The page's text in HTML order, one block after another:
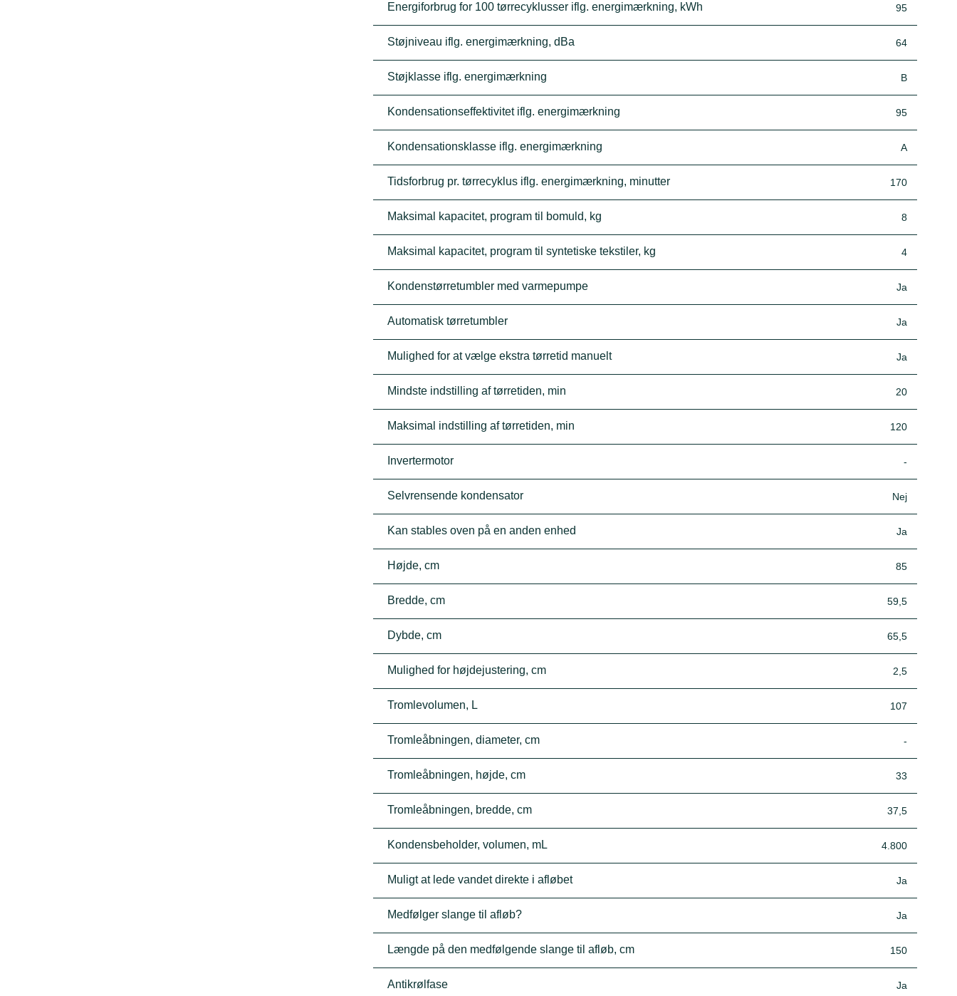
Energiforbrug for 100 tørrecyklusser iflg. energimærkning, kWh 95
Støjniveau iflg. energimærkning, dBa 64
Støjklasse iflg. energimærkning B
Kondensationseffektivitet iflg. energimærkning 95
Kondensationsklasse iflg. energimærkning A
Tidsforbrug pr. tørrecyklus iflg. energimærkning, minutter 170
Maksimal kapacitet, program til bomuld, kg 8
Maksimal kapacitet, program til syntetiske tekstiler, kg 4
Kondenstørretumbler med varmepumpe Ja
Automatisk tørretumbler Ja
Mulighed for at vælge ekstra tørretid manuelt Ja
Mindste indstilling af tørretiden, min 20
Maksimal indstilling af tørretiden, min 120
Invertermotor -
Selvrensende kondensator Nej
Kan stables oven på en anden enhed Ja
Højde, cm 85
Bredde, cm 59,5
Dybde, cm 65,5
Mulighed for højdejustering, cm 2,5
Tromlevolumen, L 107
Tromleåbningen, diameter, cm -
Tromleåbningen, højde, cm 33
Tromleåbningen, bredde, cm 37,5
Kondensbeholder, volumen, mL 4.800
Muligt at lede vandet direkte i afløbet Ja
Medfølger slange til afløb? Ja
Længde på den medfølgende slange til afløb, cm 150
Antikrølfase Ja